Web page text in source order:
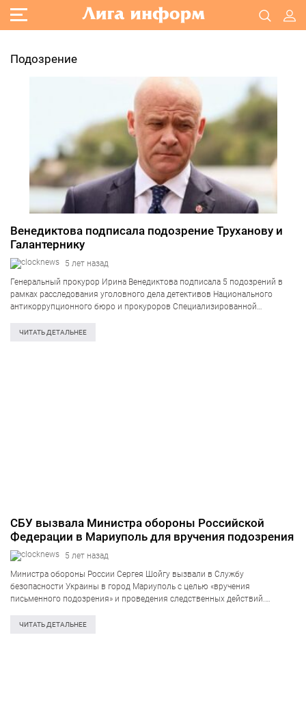
Подозрение
Венедиктова подписала подозрение Труханову и
Галантернику
5 лет назад
Генеральный прокурор Ирина Венедиктова подписала 5 подозрений в
рамках расследования уголовного дела детективов Национального
антикоррупционного бюро и прокуроров Специализированной
Об этом Венедиктова написала в Facebook. «Информирую общество о
ЧИТАТЬ ДЕТАЛЬНЕЕ
СБУ вызвала Министра обороны Российской
Федерации в Мариуполь для вручения подозрения
5 лет назад
Министра обороны России Сергея Шойгу вызвали в Службу
безопасности Украины в город Мариуполь с целью «вручения
письменного подозрения» и проведения следственных действий.
непредусмотренных законом военизированных вооружённых
ЧИТАТЬ ДЕТАЛЬНЕЕ